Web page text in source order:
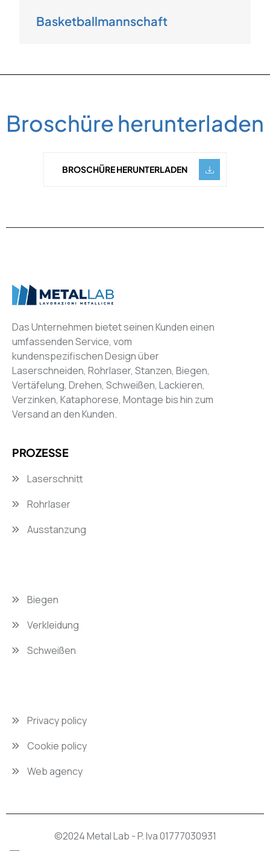
Basketballmannschaft
Broschüre herunterladen
BROSCHÜRE HERUNTERLADEN
Das Unternehmen bietet seinen Kunden einen
umfassenden Service, vom
kundenspezifischen Design über
Laserschneiden, Rohrlaser, Stanzen, Biegen,
Vertäfelung, Drehen, Schweißen, Lackieren,
Verzinken, Kataphorese, Montage bis hin zum
Versand an den Kunden.
PROZESSE
Laserschnitt
Rohrlaser
Ausstanzung
Biegen
Verkleidung
Schweißen
Privacy policy
Cookie policy
Web agency
©2024 Metal Lab - P. Iva 01777030931